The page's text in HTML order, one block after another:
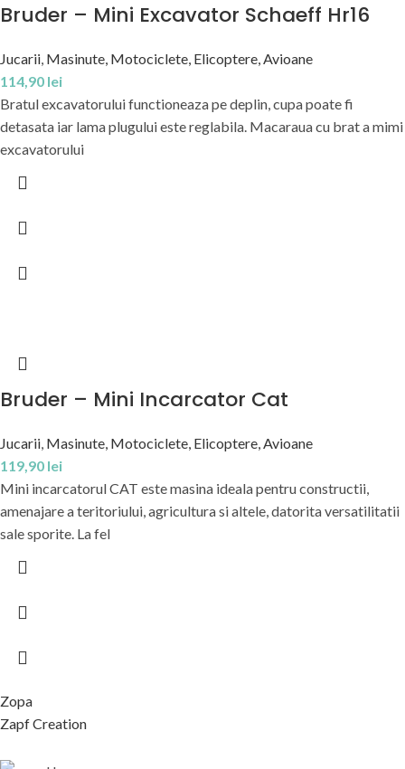
Bruder – Mini Excavator Schaeff Hr16
Jucarii, Masinute, Motociclete, Elicoptere, Avioane
114,90 lei
Bratul excavatorului functioneaza pe deplin, cupa poate fi
detasata iar lama plugului este reglabila. Macaraua cu brat a mimi
excavatorului
Bruder – Mini Incarcator Cat
Jucarii, Masinute, Motociclete, Elicoptere, Avioane
119,90 lei
Mini incarcatorul CAT este masina ideala pentru constructii,
amenajare a teritoriului, agricultura si altele, datorita versatilitatii
sale sporite. La fel
Zopa
Zapf Creation